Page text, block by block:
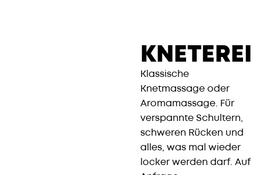
KNETEREI
Klassische
Knetmassage oder
Aromamassage. Für
verspannte Schultern,
schweren Rücken und
alles, was mal wieder
locker werden darf. Auf